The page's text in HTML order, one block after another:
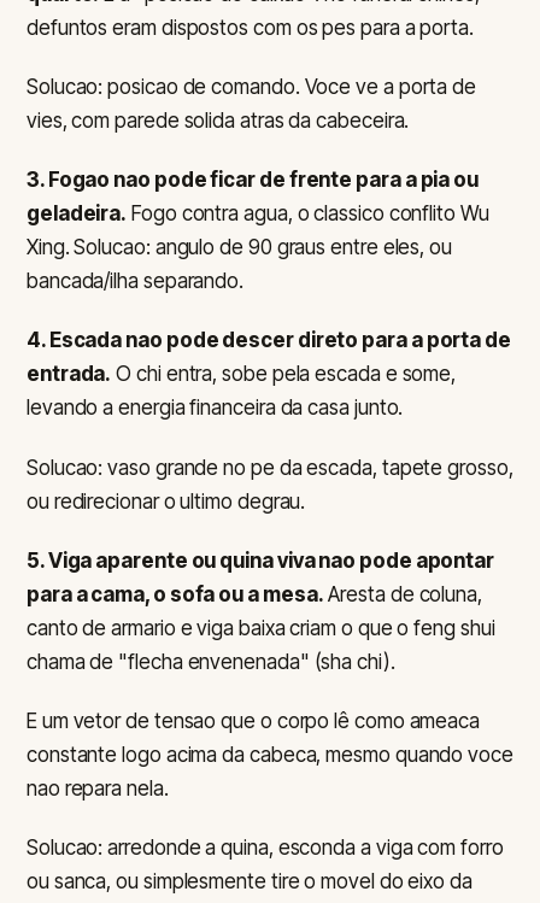
defuntos eram dispostos com os pes para a porta.
Solucao: posicao de comando. Voce ve a porta de
vies, com parede solida atras da cabeceira.
3. Fogao nao pode ficar de frente para a pia ou
geladeira. Fogo contra agua, o classico conflito Wu
Xing. Solucao: angulo de 90 graus entre eles, ou
bancada/ilha separando.
4. Escada nao pode descer direto para a porta de
entrada. O chi entra, sobe pela escada e some,
levando a energia financeira da casa junto.
Solucao: vaso grande no pe da escada, tapete grosso,
ou redirecionar o ultimo degrau.
5. Viga aparente ou quina viva nao pode apontar
para a cama, o sofa ou a mesa. Aresta de coluna,
canto de armario e viga baixa criam o que o feng shui
chama de "flecha envenenada" (sha chi).
E um vetor de tensao que o corpo lê como ameaca
constante logo acima da cabeca, mesmo quando voce
nao repara nela.
Solucao: arredonde a quina, esconda a viga com forro
ou sanca, ou simplesmente tire o movel do eixo da